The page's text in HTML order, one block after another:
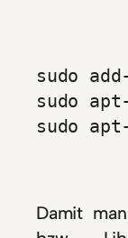
sudo
sudo
sudo
Damit